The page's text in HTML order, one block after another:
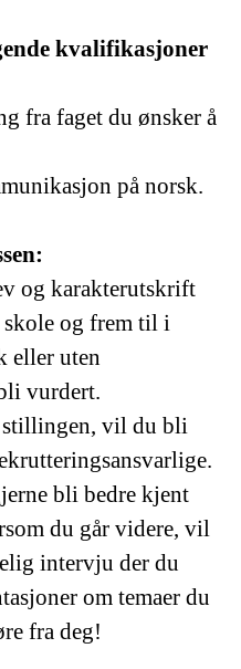
kvalifikasjoner
fra faget du ønsker å
på norsk.
og karakterutskrift
skole og frem til i
eller uten
vurdert.
stillingen, vil du bli
bli bedre kjent
du går videre, vil
intervju der du
om temaer du
fra deg!